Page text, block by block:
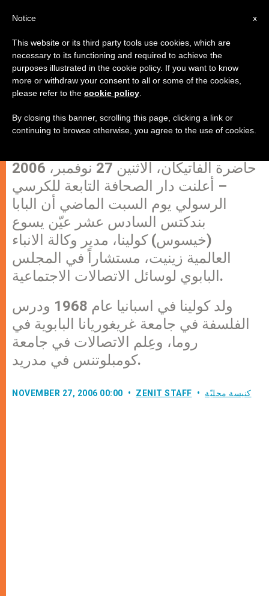
البابا يعين مدير زينيت مستشاراً في
المجلس البابوي لوسائل الاتصالات
الاجتماعية
حاضرة الفاتيكان، الاثنين 27 نوفمبر، 2006
– أعلنت دار الصحافة التابعة للكرسي
الرسولي يوم السبت الماضي أن البابا
بندكتس السادس عشر عيّن يسوع
(خيسوس) كولينا، مدير وكالة الانباء
العالمية زينيت، مستشاراً في المجلس
البابوي لوسائل الاتصالات الاجتماعية.
ولد كولينا في اسبانيا عام 1968 ودرس
الفلسفة في جامعة غريغوريانا البابوية في
روما، وعِلم الاتصالات في جامعة
كومبلوتنس في مدريد.
NOVEMBER 27, 2006 00:00 ZENIT STAFF كنيسة محليّة
x
Notice
This website or its third party tools use cookies, which are
necessary to its functioning and required to achieve the
purposes illustrated in the cookie policy. If you want to know
more or withdraw your consent to all or some of the cookies,
please refer to the cookie policy
By closing this banner, scrolling this page, clicking a link or
continuing to browse otherwise, you agree to the use of cookies.